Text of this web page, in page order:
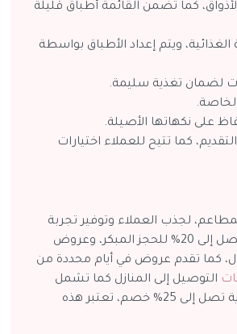
كما تضمن القائمة أطباق قليلة
ويتم إعداد الأطباق بواسطة
لضمان تغذية سليمة.
على نكهاتها الأصيلة.
كما تتيح للعملاء اختيارات
لجذب العملاء وتوفير تجربة
مميزة، حيث تشمل هذه العروض خصومات تصل إلى 20% للحجز المبكر، وعروض
تصل إلى 30%، بالإضافة إلى دخول مجاني أو بخصم 50% للأطفال، كما تقدم عروض في أيام محددة من
التوصيل إلى المنازل كما تشمل
العروض مزايا للعملاء الدائمين وأعضاء برامج الولاء، بالإضافة إلى عروض اشتركات شهرية تصل إلى 25% خصم، تعتبر هذه